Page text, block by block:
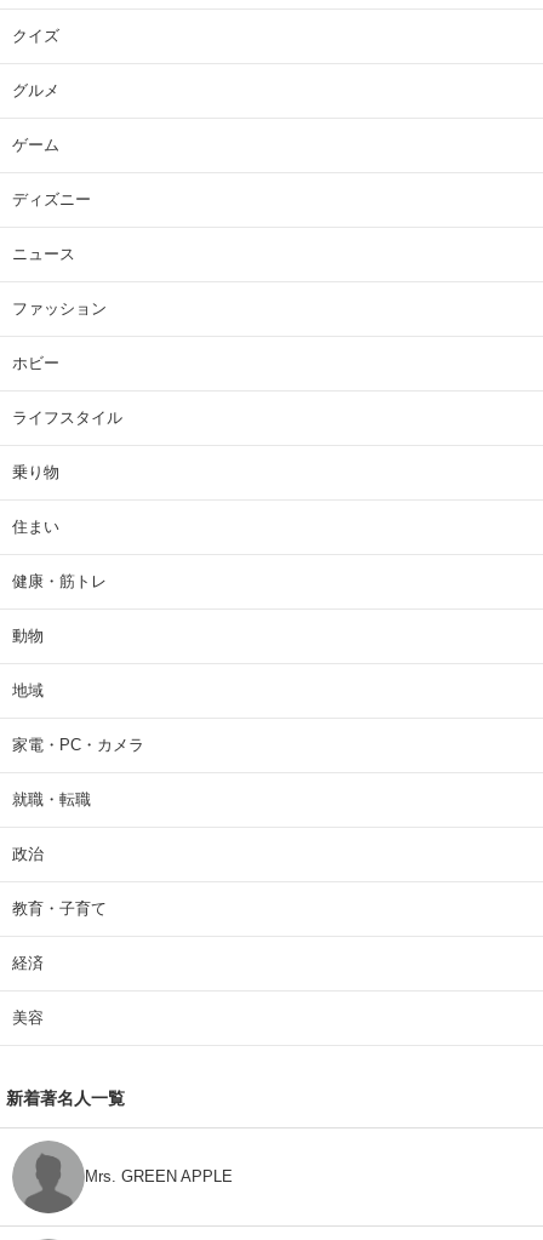
クイズ
グルメ
ゲーム
ディズニー
ニュース
ファッション
ホビー
ライフスタイル
乗り物
住まい
健康・筋トレ
動物
地域
家電・PC・カメラ
就職・転職
政治
教育・子育て
経済
美容
新着著名人一覧
Mrs. GREEN APPLE